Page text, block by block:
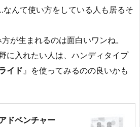
んて使い方をしている人も居るそ
が生まれるのは面白いワンね。
に入れたい人は、ハンディタイプ
イド 』を使ってみるのの良いかも
ドベンチャー